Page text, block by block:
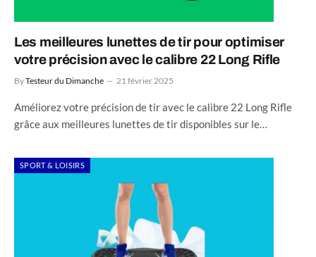
Les meilleures lunettes de tir pour optimiser
votre précision avec le calibre 22 Long Rifle
ByTesteur du Dimanche 21 février 2025
Améliorez votre précision de tir avec le calibre 22 Long Rifle
grâce aux meilleures lunettes de tir disponibles sur le…
SPORT & LOISIRS